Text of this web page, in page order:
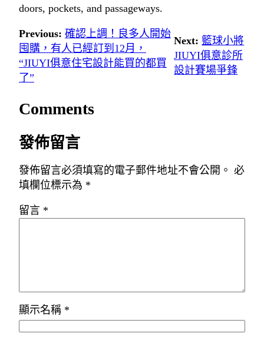
doors, pockets, and passageways.
Previous: 確認上調！良多人開始
囤購，有人已經訂到12月，
“JIUYI俱意住宅設計能買的都買
了”
Next: 籃球小將
JIUYI俱意診所
設計賽場爭鋒
Comments
發佈留言
發佈留言必須填寫的電子郵件地址不會公開。 必
填欄位標示為 *
留言 *
顯示名稱 *